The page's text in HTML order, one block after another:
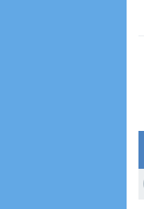
والمحكمة الدستورية تعلن